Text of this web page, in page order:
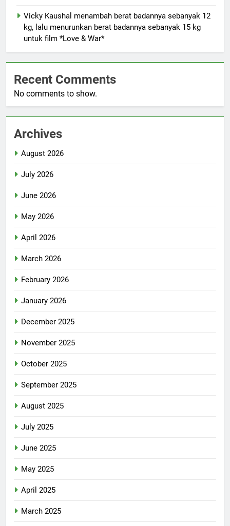
Vicky Kaushal menambah berat badannya sebanyak 12
kg, lalu menurunkan berat badannya sebanyak 15 kg
untuk film *Love & War*
Recent Comments
No comments to show.
Archives
August 2026
July 2026
June 2026
May 2026
April 2026
March 2026
February 2026
January 2026
December 2025
November 2025
October 2025
September 2025
August 2025
July 2025
June 2025
May 2025
April 2025
March 2025